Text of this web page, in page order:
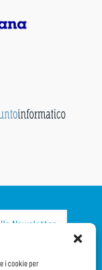
i cookie per
Newsletter
PAGINA!